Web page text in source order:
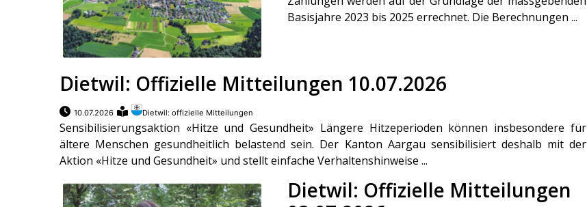
Basisjahre 2023 bis 2025 errechnet. Die Berechnungen ...
Dietwil: Offizielle Mitteilungen 10.07.2026
10.07.2026 Dietwil: offizielle Mitteilungen
Sensibilisierungsaktion «Hitze und Gesundheit» Längere Hitzeperioden können insbesondere für
ältere Menschen gesundheitlich belastend sein. Der Kanton Aargau sensibilisiert deshalb mit der
Aktion «Hitze und Gesundheit» und stellt einfache Verhaltenshinweise ...
Dietwil: Offizielle Mitteilungen